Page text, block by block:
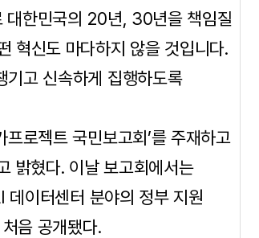
대한민국의 20년, 30년을 책임질
혁신도 마다하지 않을 것입니다.
고 신속하게 집행하도록
로젝트 국민보고회’를 주재하고
밝혔다. 이날 보고회에서는
이터센터 분야의 정부 지원
음 공개됐다.